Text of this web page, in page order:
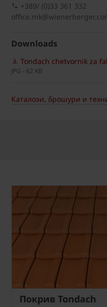
+389/ (0)33 361 332
Downloads
Tondach chetvornik za
JPG - 62 KB
Каталози, брошури и
Покрив Tondach